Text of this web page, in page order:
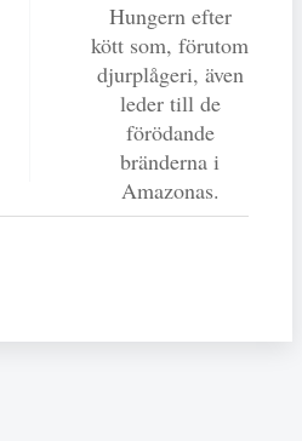
Hungern efter
kött som, förutom
djurplågeri, även
leder till de
förödande
bränderna i
Amazonas.